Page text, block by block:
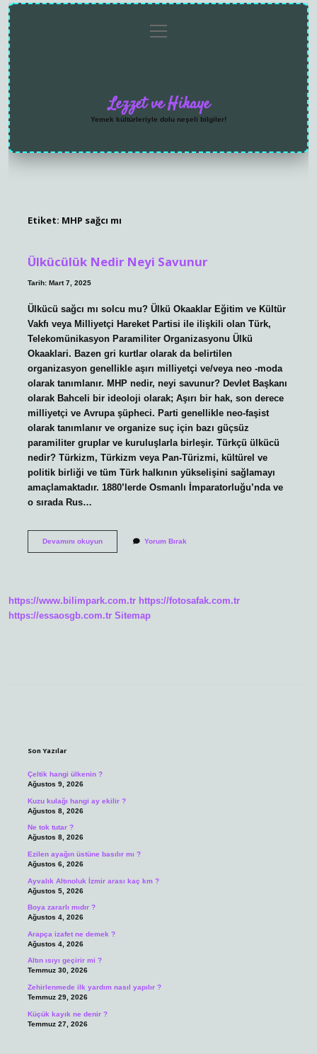
menüyü
aç
Lezzet ve Hikaye
Yemek kültürleriyle dolu neşeli bilgiler!
Etiket: MHP sağcı mı
Ülkücülük Nedir Neyi Savunur
Tarih: Mart 7, 2025
Ülkücü sağcı mı solcu mu? Ülkü Okaaklar Eğitim ve Kültür
Vakfı veya Milliyetçi Hareket Partisi ile ilişkili olan Türk,
Telekomünikasyon Paramiliter Organizasyonu Ülkü
Okaaklari. Bazen gri kurtlar olarak da belirtilen
organizasyon genellikle aşırı milliyetçi ve/veya neo -moda
olarak tanımlanır. MHP nedir, neyi savunur? Devlet Başkanı
olarak Bahceli bir ideoloji olarak; Aşırı bir hak, son derece
milliyetçi ve Avrupa şüpheci. Parti genellikle neo-faşist
olarak tanımlanır ve organize suç için bazı güçsüz
paramiliter gruplar ve kuruluşlarla birleşir. Türkçü ülkücü
nedir? Türkizm, Türkizm veya Pan-Türizmi, kültürel ve
politik birliği ve tüm Türk halkının yükselişini sağlamayı
amaçlamaktadır. 1880’lerde Osmanlı İmparatorluğu’nda ve
o sırada Rus…
Devamını okuyunÜlkücülük
Yorum Bırak
https://www.bilimpark.com.tr https://fotosafak.com.tr
https://essaosgb.com.tr Sitemap
Son Yazılar
Çeltik hangi ülkenin ?
Ağustos 9, 2026
Kuzu kulağı hangi ay ekilir ?
Ağustos 8, 2026
Ne tok tutar ?
Ağustos 8, 2026
Ezilen ayağın üstüne basılır mı ?
Ağustos 6, 2026
Ayvalık Altınoluk İzmir arası kaç km ?
Ağustos 5, 2026
Boya zararlı mıdır ?
Ağustos 4, 2026
Arapça izafet ne demek ?
Ağustos 4, 2026
Altın ısıyı geçirir mi ?
Temmuz 30, 2026
Zehirlenmede ilk yardım nasıl yapılır ?
Temmuz 29, 2026
Küçük kayık ne denir ?
Temmuz 27, 2026